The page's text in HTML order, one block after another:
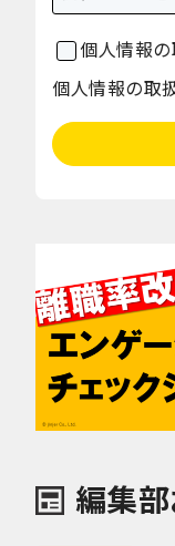
個人情報
個人情報の取
編集